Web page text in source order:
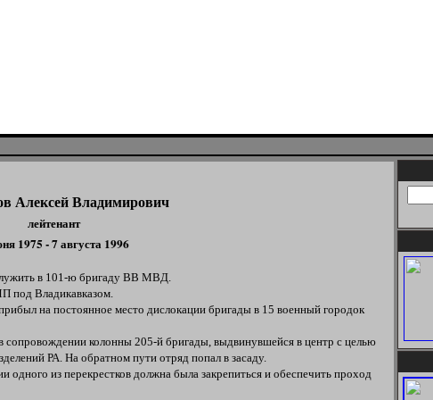
Алексей Владимирович
лейтенант
1975 - 7 августа 1996
в 101-ю бригаду ВВ МВД.
под Владикавказом.
на постоянное место дислокации бригады в 15 военный городок
сопровождении колонны 205-й бригады, выдвинувшейся в центр с целью
РА. На обратном пути отряд попал в засаду.
одного из перекрестков должна была закрепиться и обеспечить проход